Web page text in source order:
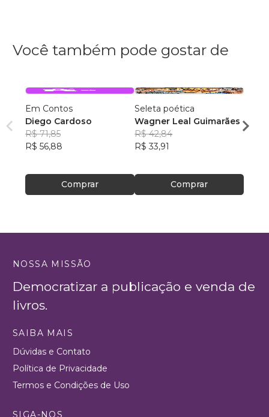
Você também pode gostar de
Em Contos
Diego Cardoso
R$ 71,85
R$ 56,88
Comprar
Seleta poética
Wagner Leal Guimarães
R$ 42,84
R$ 33,91
Comprar
ainda
Carla
NOSSA MISSÃO
Democratizar a publicação e venda de
livros.
SAIBA MAIS
Dúvidas e Contato
Política de Privacidade
Termos e Condições de Uso
SIGA-NOS